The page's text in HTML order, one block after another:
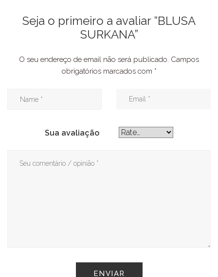
Seja o primeiro a avaliar “BLUSA
SURKANA”
O seu endereço de email não será publicado. Campos
obrigatórios marcados com *
Sua avaliação